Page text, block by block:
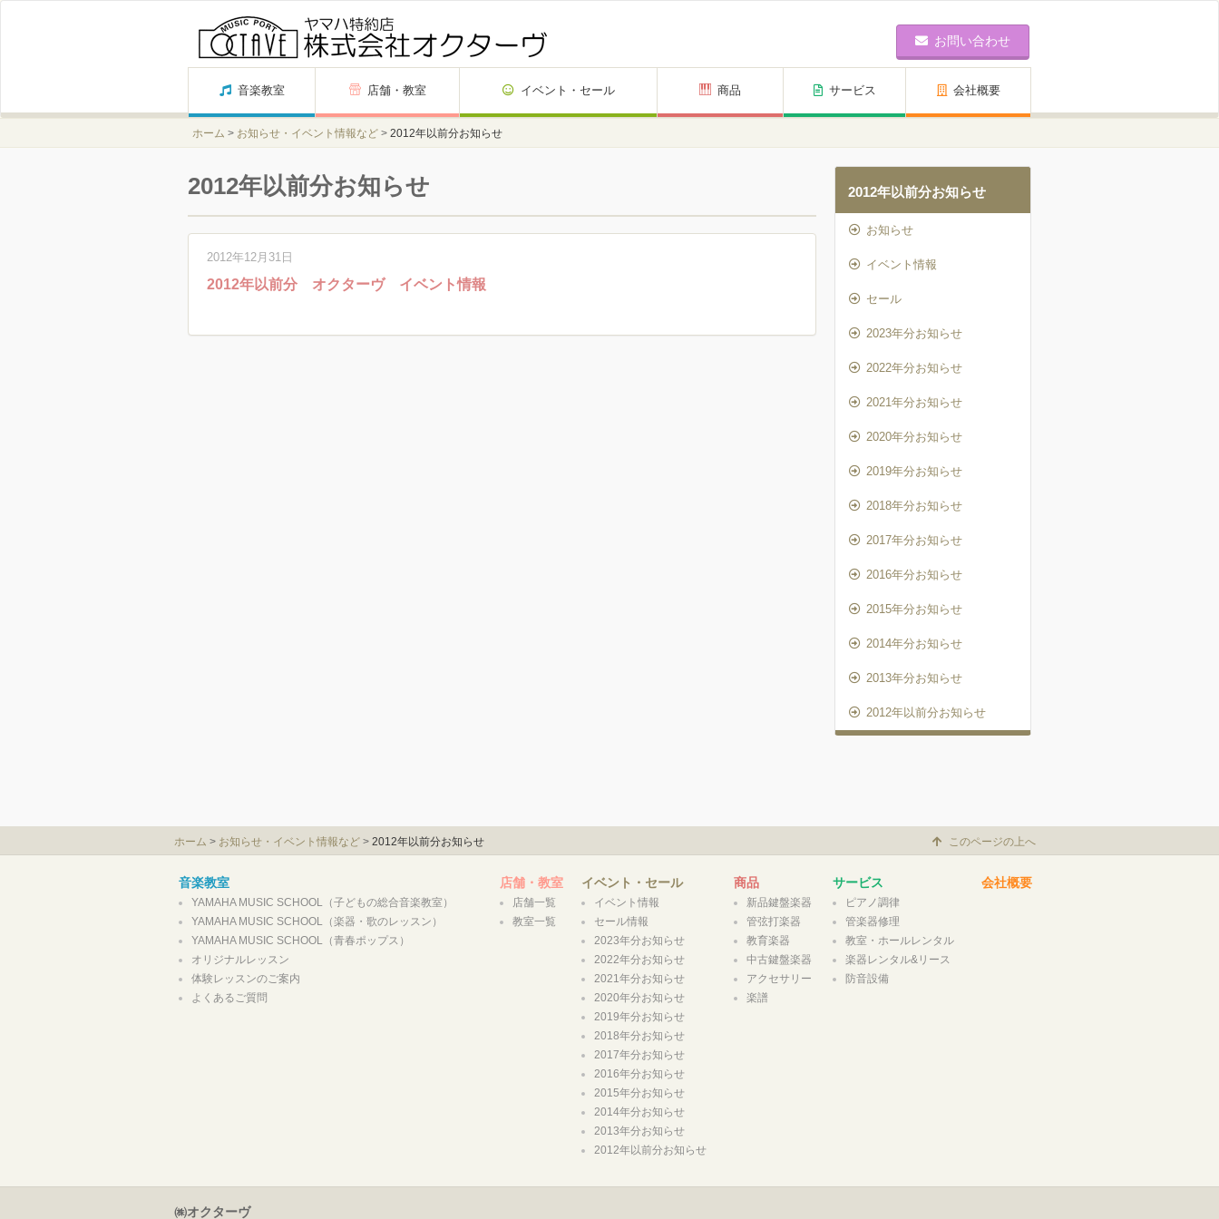
お問い合わせ
content
音楽教室 店舗・教室 イベント・セール 商品 サービス 会社概要
ホーム > お知らせ・イベント情報など > 2012年以前分お知らせ
2012年以前分お知らせ
お知らせ
イベント情報
セール
2023年分お知らせ
2022年分お知らせ
2021年分お知らせ
2020年分お知らせ
2019年分お知らせ
2018年分お知らせ
2017年分お知らせ
2016年分お知らせ
2015年分お知らせ
2014年分お知らせ
2013年分お知らせ
2012年以前分お知らせ
2012年以前分お知らせ
2012年12月31日
2012年以前分 オクターヴ イベント情報
ホーム > お知らせ・イベント情報など > 2012年以前分お知らせ このページの上へ
音楽教室
YAMAHA MUSIC SCHOOL（子どもの総合音楽教室）
YAMAHA MUSIC SCHOOL（楽器・歌のレッスン）
YAMAHA MUSIC SCHOOL（青春ポップス）
オリジナルレッスン
体験レッスンのご案内
よくあるご質問
店舗・教室
店舗一覧
教室一覧
イベント・セール
イベント情報
セール情報
2023年分お知らせ
2022年分お知らせ
2021年分お知らせ
2020年分お知らせ
2019年分お知らせ
2018年分お知らせ
2017年分お知らせ
2016年分お知らせ
2015年分お知らせ
2014年分お知らせ
2013年分お知らせ
2012年以前分お知らせ
商品
新品鍵盤楽器
管弦打楽器
教育楽器
中古鍵盤楽器
アクセサリー
楽譜
サービス
ピアノ調律
管楽器修理
教室・ホールレンタル
楽器レンタル&リース
防音設備
会社概要
㈱オクターヴ